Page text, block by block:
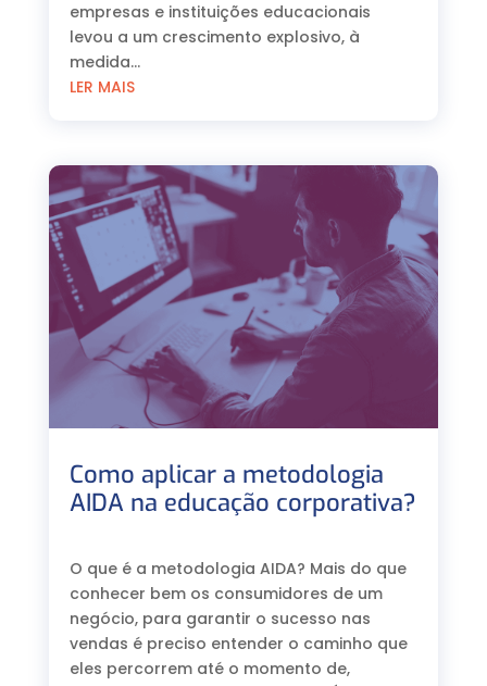
empresas e instituições educacionais
levou a um crescimento explosivo, à
medida...
LER MAIS
Como aplicar a metodologia
AIDA na educação corporativa?
O que é a metodologia AIDA? Mais do que
conhecer bem os consumidores de um
negócio, para garantir o sucesso nas
vendas é preciso entender o caminho que
eles percorrem até o momento de,